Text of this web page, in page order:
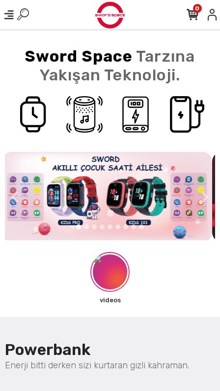
0
Sword Space Tarzına
Yakışan Teknoloji.
videos
Powerbank
Enerji bitti derken sizi kurtaran gizli kahraman.